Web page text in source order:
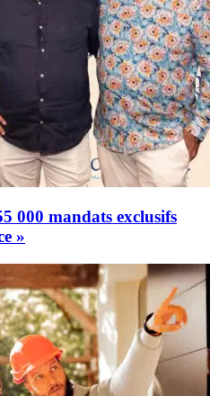
000 mandats exclusifs
»